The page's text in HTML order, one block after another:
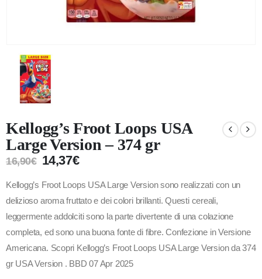
AREE
Kellogg’s Froot Loops USA
Large Version – 374 gr
16,90€ 14,37€
Kellogg’s Froot Loops USA Large Version sono realizzati con un
delizioso aroma fruttato e dei colori brillanti. Questi cereali,
leggermente addolciti sono la parte divertente di una colazione
completa, ed sono una buona fonte di fibre. Confezione in Versione
Americana. Scopri Kellogg’s Froot Loops USA Large Version da 374
gr USA Version . BBD 07 Apr 2025